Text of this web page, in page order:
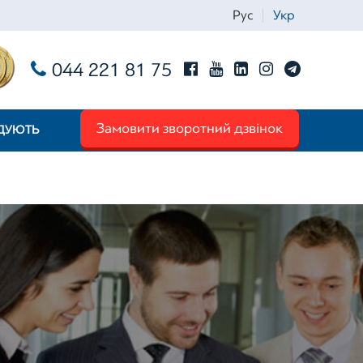
Рус Укр
044 221 81 75
Замовити зворотний дзвінок
Iм'я
Телефон *